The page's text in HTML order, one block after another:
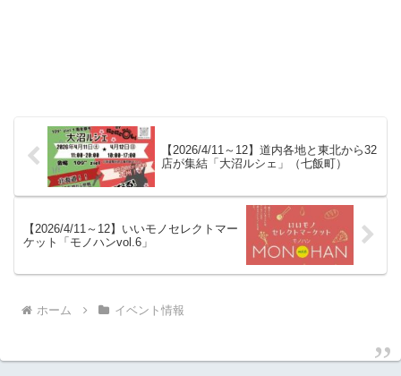
【2026/4/11～12】道内各地と東北から32
店が集結「大沼ルシェ」（七飯町）
【2026/4/11～12】いいモノセレクトマー
ケット「モノハンvol.6」
ホーム イベント情報